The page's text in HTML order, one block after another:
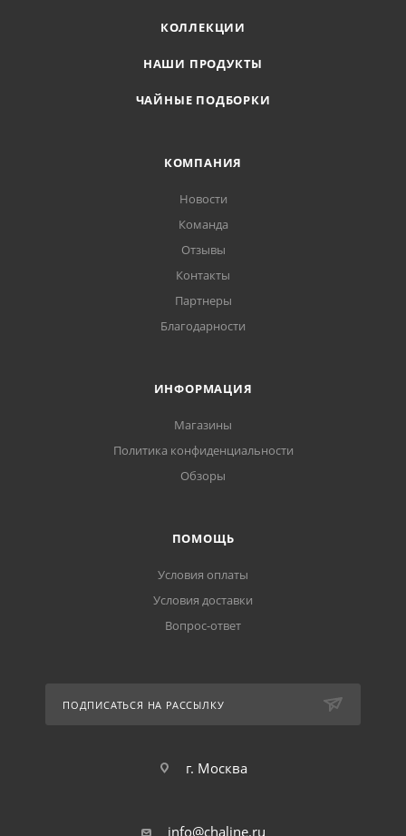
КОЛЛЕКЦИИ
НАШИ ПРОДУКТЫ
ЧАЙНЫЕ ПОДБОРКИ
КОМПАНИЯ
Новости
Команда
Отзывы
Контакты
Партнеры
Благодарности
ИНФОРМАЦИЯ
Магазины
Политика конфиденциальности
Обзоры
ПОМОЩЬ
Условия оплаты
Условия доставки
Вопрос-ответ
ПОДПИСАТЬСЯ НА РАССЫЛКУ
г. Москва
info@chaline.ru